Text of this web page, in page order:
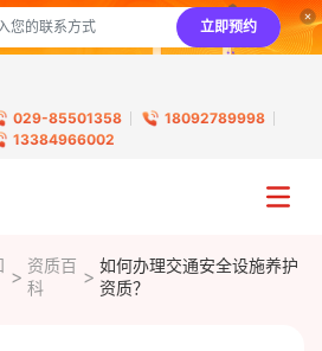
立即预约
029-85501358
18092789998
13384966002
资质百
科
如何办理交通安全设施养护
资质？